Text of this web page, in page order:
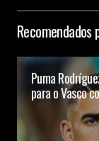
Recomendados
Puma
para o Vasco